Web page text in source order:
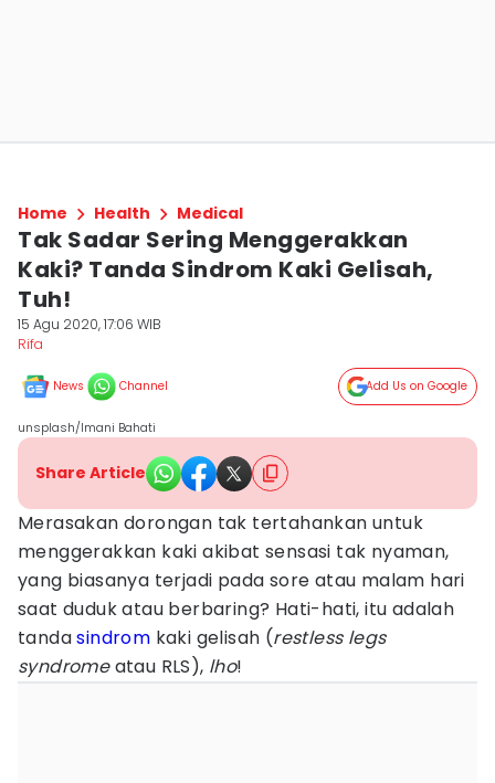
Home Health Medical
Tak Sadar Sering Menggerakkan
Kaki? Tanda Sindrom Kaki Gelisah,
Tuh!
15 Agu 2020, 17:06 WIB
Rifa
News Channel Add Us on Google
unsplash/Imani Bahati
Share Article
Merasakan dorongan tak tertahankan untuk
menggerakkan kaki akibat sensasi tak nyaman,
yang biasanya terjadi pada sore atau malam hari
saat duduk atau berbaring? Hati-hati, itu adalah
tandasindrom kaki gelisah (restless legs
syndromeatau RLS), lho!